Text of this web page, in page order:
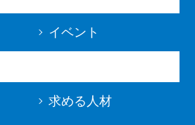
イベント
求める人材